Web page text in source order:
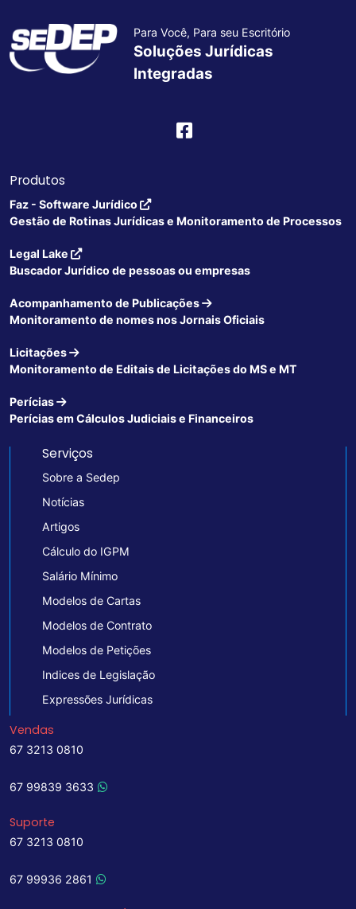
Para Você, Para seu Escritório
Soluções Jurídicas
Integradas
Produtos
Faz - Software Jurídico
Gestão de Rotinas Jurídicas e Monitoramento de Processos
Legal Lake
Buscador Jurídico de pessoas ou empresas
Acompanhamento de Publicações
Monitoramento de nomes nos Jornais Oficiais
Licitações
Monitoramento de Editais de Licitações do MS e MT
Perícias
Perícias em Cálculos Judiciais e Financeiros
Serviços
Sobre a Sedep
Notícias
Artigos
Cálculo do IGPM
Salário Mínimo
Modelos de Cartas
Modelos de Contrato
Modelos de Petições
Indices de Legislação
Expressões Jurídicas
Vendas
67 3213 0810
67 99839 3633
Suporte
67 3213 0810
67 99936 2861